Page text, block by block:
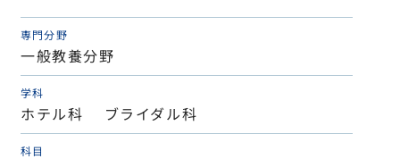
専門分野
一般教養分野
学科
ホテル科 ブライダル科
科目